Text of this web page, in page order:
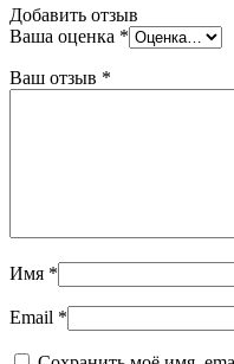
Добавить отзыв
Ваша оценка *
Ваш отзыв *
Имя *
Email *